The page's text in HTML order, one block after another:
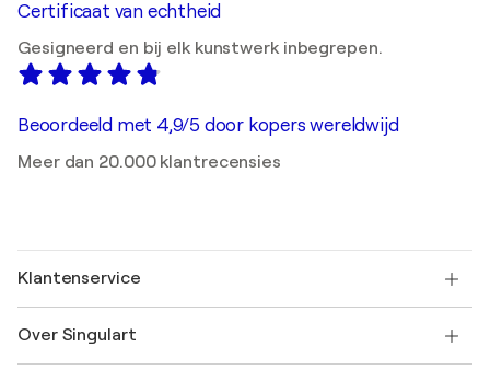
Certificaat van echtheid
Gesigneerd en bij elk kunstwerk inbegrepen.
Beoordeeld met 4,9/5 door kopers wereldwijd
Meer dan 20.000 klantrecensies
Klantenservice
Verzenden
Over Singulart